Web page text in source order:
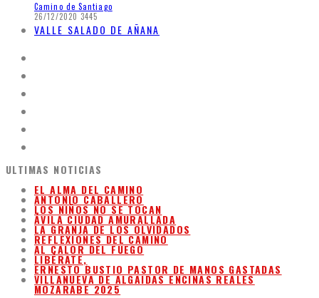
Camino de Santiago
26/12/2020 3445
VALLE SALADO DE AÑANA
ULTIMAS NOTICIAS
EL ALMA DEL CAMINO
ANTONIO CABALLERO
LOS NIÑOS NO SE TOCAN
ÁVILA CIUDAD AMURALLADA
LA GRANJA DE LOS OLVIDADOS
REFLEXIONES DEL CAMINO
AL CALOR DEL FUEGO
LIBÉRATE,
ERNESTO BUSTIO PASTOR DE MANOS GASTADAS
VILLANUEVA DE ALGAIDAS ENCINAS REALES
MOZARABE 2025